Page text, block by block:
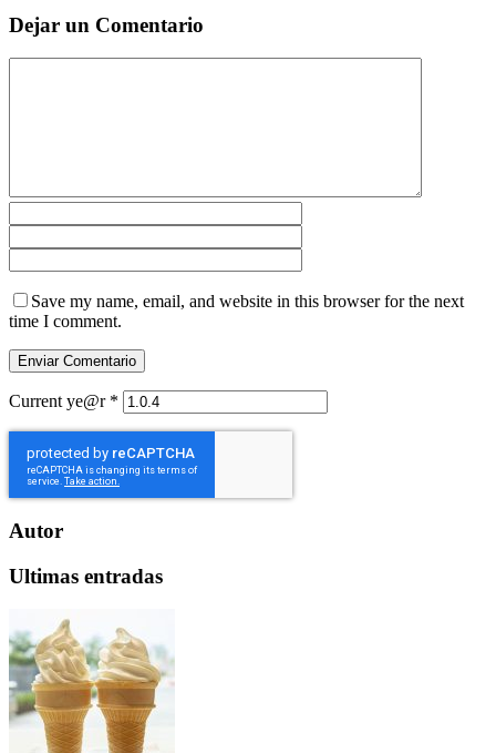
Dejar un Comentario
Save my name, email, and website in this browser for the next
time I comment.
Current ye@r *
Autor
Ultimas entradas